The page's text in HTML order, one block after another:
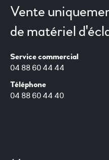
Vente
de matériel
Service commercial
04 88 60 44 44
Téléphone
04 88 60 44 40